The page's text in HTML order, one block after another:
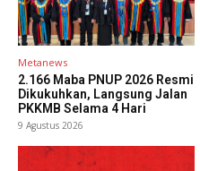
Metanews
2.166 Maba PNUP 2026 Resmi
Dikukuhkan, Langsung Jalan
PKKMB Selama 4 Hari
9 Agustus 2026